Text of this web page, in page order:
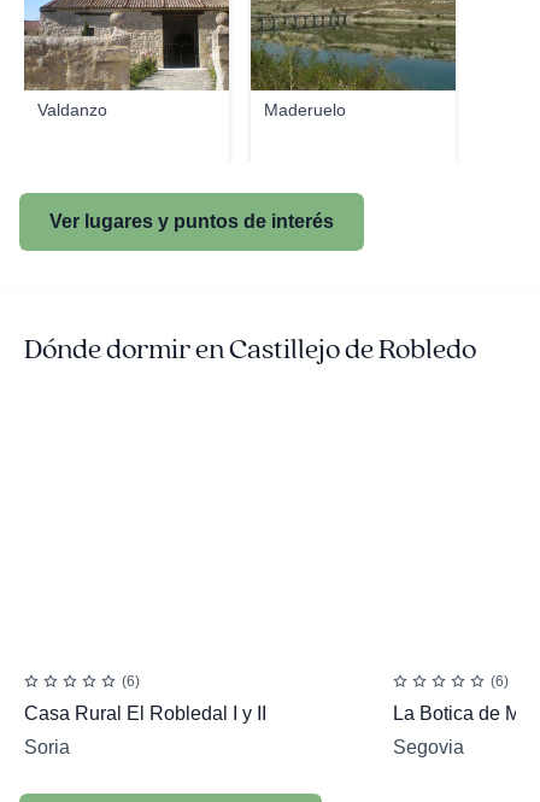
Valdanzo Maderuelo
Ver lugares y puntos de interés
Dónde dormir en Castillejo de Robledo
(6)
Casa Rural El Robledal I y II
Soria
(6)
La Botica de
Segovia